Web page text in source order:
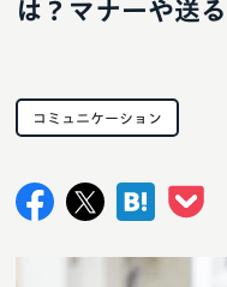
は？マナーや送
コミュニケーション